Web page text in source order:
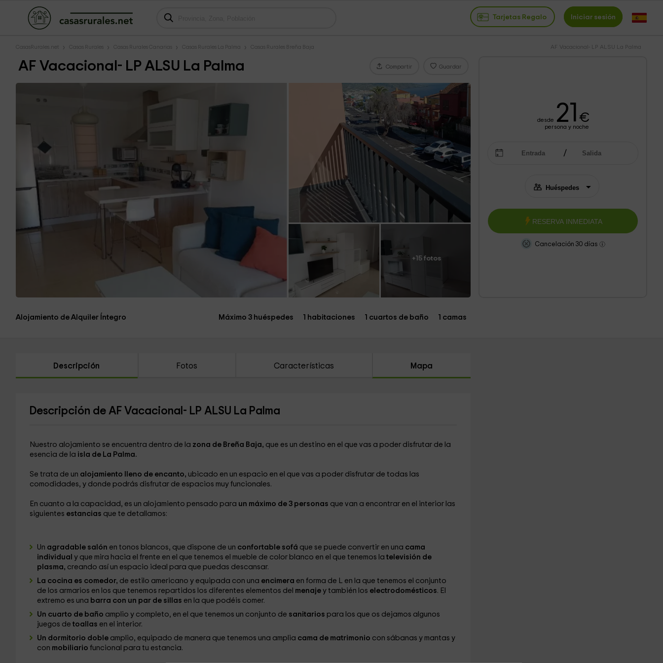
Tarjetas Regalo Iniciar sesión
CasasRurales.net Casas Rurales Casas Rurales Canarias Casas Rurales La Palma Casas Rurales Breña Baja AF Vacacional- LP ALSU La Palma
AF Vacacional- LP ALSU La Palma Compartir Guardar
+15 fotos
desde 21 €
persona y noche
RESERVA INMEDIATA
Cancelación 30 días
Alojamiento de Alquiler Íntegro Máximo 3 huéspedes 1 habitaciones 1 cuartos de baño 1 camas
Descripción Fotos Características Mapa
Descripción de AF Vacacional- LP ALSU La Palma
Nuestro alojamiento se encuentra dentro de la zona de Breña Baja, que es un destino en el que vas a poder disfrutar de la
esencia de la isla de La Palma.
Se trata de un alojamiento lleno de encanto, ubicado en un espacio en el que vas a poder disfrutar de todas las
comodidades, y donde podrás disfrutar de espacios muy funcionales.
En cuanto a la capacidad, es un alojamiento pensado para un máximo de 3 personas que van a encontrar en el interior las
siguientes estancias que te detallamos:
Un agradable salón en tonos blancos, que dispone de un confortable sofá que se puede convertir en una cama
individual y que mira hacia el frente en el que tenemos el mueble de color blanco en el que tenemos la televisión de
plasma, creando así un espacio ideal para que puedas descansar.
La cocina es comedor, de estilo americano y equipada con una encimera en forma de L en la que tenemos el conjunto
de los armarios en los que tenemos repartidos los diferentes elementos del menaje y también los electrodomésticos. El
extremo es una barra con un par de sillas en la que podéis comer.
Un cuarto de baño amplio y completo, en el que tenemos un conjunto de sanitarios para los que os dejamos algunos
juegos de toallas en el interior.
Un dormitorio doble amplio, equipado de manera que tenemos una amplia cama de matrimonio con sábanas y mantas y
con mobiliario funcional para tu estancia.